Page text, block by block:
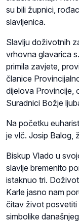
su bili župnici,
slavljenica.
Slavlju doživotnih
vrhovna glavarica
primila zavjete,
članice
dijelova Provincije,
Suradnici Božje
Na početku
je vlč. Josip Balog,
Biskup Vlado u
slavlje bremenito
istaknuo tri.
Karle jasno nam
čitav život posvetiti
simbolike